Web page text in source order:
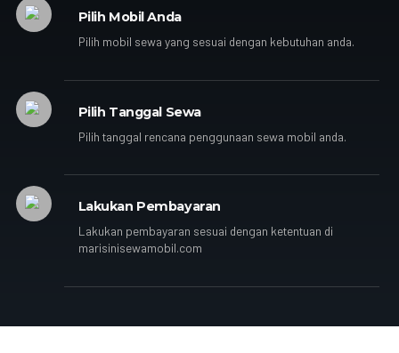
Pilih Mobil Anda
Pilih mobil sewa yang sesuai dengan kebutuhan anda.
Pilih Tanggal Sewa
Pilih tanggal rencana penggunaan sewa mobil anda.
Lakukan Pembayaran
Lakukan pembayaran sesuai dengan ketentuan di
marisinisewamobil.com